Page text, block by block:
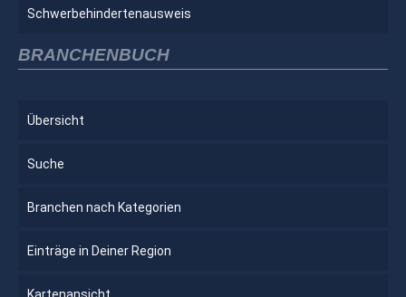
Schwerbehindertenausweis
BRANCHENBUCH
Übersicht
Suche
Branchen nach Kategorien
Einträge in Deiner Region